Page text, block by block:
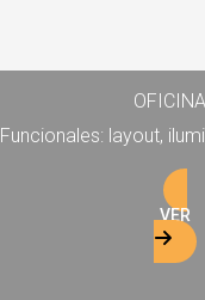
Funcionales: layout,
VER